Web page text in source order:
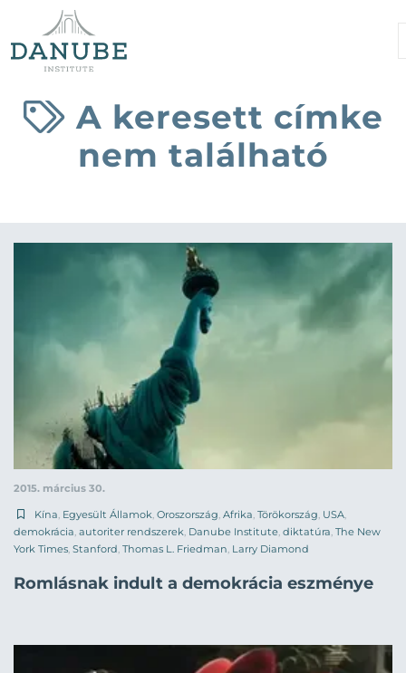
A keresett címke
nem található
2015. március 30.
Kína Egyesült Államok Oroszország Afrika Törökország USA
demokrácia autoriter rendszerek Danube Institute diktatúra The New
York Times Stanford Thomas L. Friedman Larry Diamond
Romlásnak indult a demokrácia eszménye